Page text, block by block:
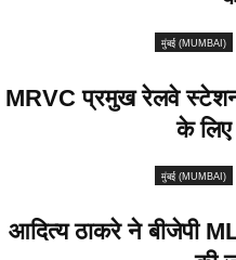
मुंबई (MUMBAI)
MRVC प्रमुख रेलवे
के
मुंबई (MUMBAI)
आदित्य ठाकरे ने बीजेपी